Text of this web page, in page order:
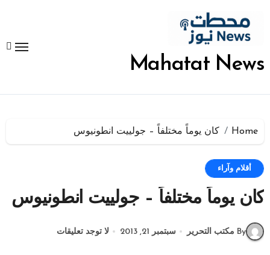
المحتوى
Mahatat News
Home كان يوماً مختلفاً – جولييت انطونيوس
أقلام وآراء
كان يوماً مختلفاً – جولييت انطونيوس
By مكتب التحرير سبتمبر 21, 2013 لا توجد تعليقات